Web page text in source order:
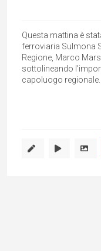
Questa mattina è
ferroviaria Sulmona
Regione, Marco
sottolineando
capoluogo regionale...